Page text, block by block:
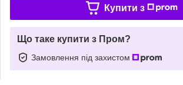
Купити з
Що таке купити з Пром?
Замовлення під захистом